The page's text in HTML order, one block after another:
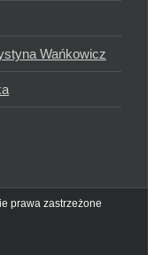
Wańkowicz
prawa zastrzeżone